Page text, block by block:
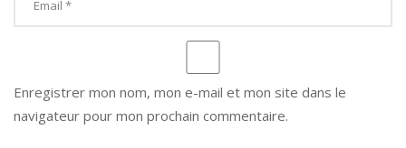
Enregistrer mon nom, mon e-mail et mon site dans le
navigateur pour mon prochain commentaire.